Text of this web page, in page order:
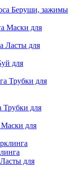
Беруши, зажимы
Маски для
Ласты для
для
Трубки для
Трубки для
Маски для
Ласты для